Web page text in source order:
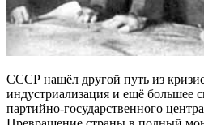
СССР нашёл другой путь из
индустриализация и ещё большее
партийно-государственного